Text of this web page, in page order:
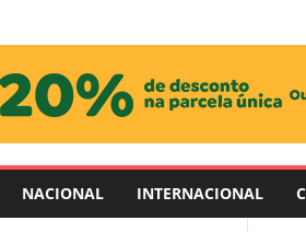
NACIONAL INTERNACIONAL